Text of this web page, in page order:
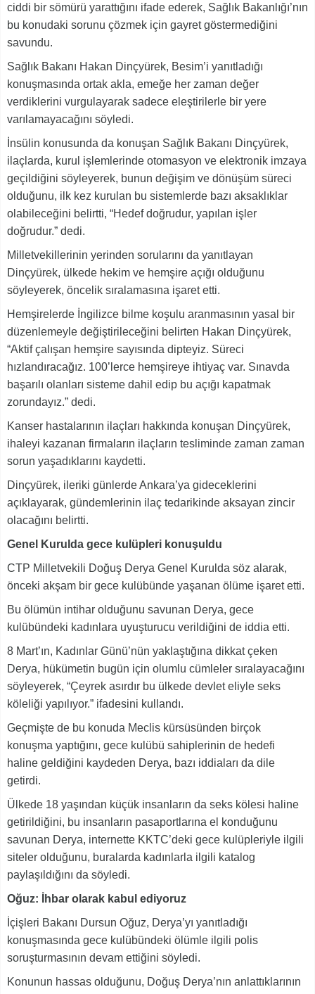
ciddi bir sömürü yarattığını ifade ederek, Sağlık Bakanlığı’nın
bu konudaki sorunu çözmek için gayret göstermediğini
savundu.
Sağlık Bakanı Hakan Dinçyürek, Besim’i yanıtladığı
konuşmasında ortak akla, emeğe her zaman değer
verdiklerini vurgulayarak sadece eleştirilerle bir yere
varılamayacağını söyledi.
İnsülin konusunda da konuşan Sağlık Bakanı Dinçyürek,
ilaçlarda, kurul işlemlerinde otomasyon ve elektronik imzaya
geçildiğini söyleyerek, bunun değişim ve dönüşüm süreci
olduğunu, ilk kez kurulan bu sistemlerde bazı aksaklıklar
olabileceğini belirtti, “Hedef doğrudur, yapılan işler
doğrudur.” dedi.
Milletvekillerinin yerinden sorularını da yanıtlayan
Dinçyürek, ülkede hekim ve hemşire açığı olduğunu
söyleyerek, öncelik sıralamasına işaret etti.
Hemşirelerde İngilizce bilme koşulu aranmasının yasal bir
düzenlemeyle değiştirileceğini belirten Hakan Dinçyürek,
“Aktif çalışan hemşire sayısında dipteyiz. Süreci
hızlandıracağız. 100’lerce hemşireye ihtiyaç var. Sınavda
başarılı olanları sisteme dahil edip bu açığı kapatmak
zorundayız.” dedi.
Kanser hastalarının ilaçları hakkında konuşan Dinçyürek,
ihaleyi kazanan firmaların ilaçların tesliminde zaman zaman
sorun yaşadıklarını kaydetti.
Dinçyürek, ileriki günlerde Ankara’ya gideceklerini
açıklayarak, gündemlerinin ilaç tedarikinde aksayan zincir
olacağını belirtti.
Genel Kurulda gece kulüpleri konuşuldu
CTP Milletvekili Doğuş Derya Genel Kurulda söz alarak,
önceki akşam bir gece kulübünde yaşanan ölüme işaret etti.
Bu ölümün intihar olduğunu savunan Derya, gece
kulübündeki kadınlara uyuşturucu verildiğini de iddia etti.
8 Mart’ın, Kadınlar Günü’nün yaklaştığına dikkat çeken
Derya, hükümetin bugün için olumlu cümleler sıralayacağını
söyleyerek, “Çeyrek asırdır bu ülkede devlet eliyle seks
köleliği yapılıyor.” ifadesini kullandı.
Geçmişte de bu konuda Meclis kürsüsünden birçok
konuşma yaptığını, gece kulübü sahiplerinin de hedefi
haline geldiğini kaydeden Derya, bazı iddiaları da dile
getirdi.
Ülkede 18 yaşından küçük insanların da seks kölesi haline
getirildiğini, bu insanların pasaportlarına el konduğunu
savunan Derya, internette KKTC’deki gece kulüpleriyle ilgili
siteler olduğunu, buralarda kadınlarla ilgili katalog
paylaşıldığını da söyledi.
Oğuz: İhbar olarak kabul ediyoruz
İçişleri Bakanı Dursun Oğuz, Derya’yı yanıtladığı
konuşmasında gece kulübündeki ölümle ilgili polis
soruşturmasının devam ettiğini söyledi.
Konunun hassas olduğunu, Doğuş Derya’nın anlattıklarının